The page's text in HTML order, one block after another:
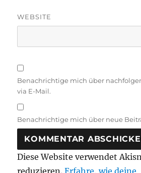
WEBSITE
Benachrichtige mich über
via E-Mail.
Benachrichtige mich über neue
Diese Website verwendet
reduzieren.Erfahre, wie deine